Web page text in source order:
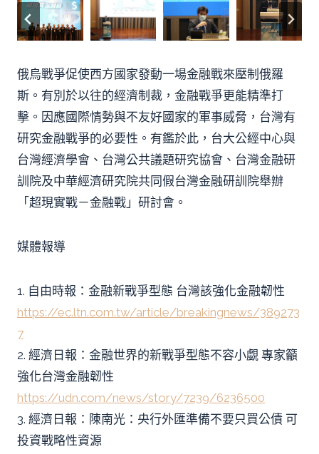
俄烏戰爭促使西方國家發動一場金融戰來壓制俄羅
斯。有別於以往的經濟制裁，金融戰爭更能精準打
擊。因應國際情勢與不友好國家的軍事威脅，台灣有
研究金融戰爭的必要性。有鑑於此，台大公經中心與
台灣經濟學會、台灣公共議題研究協會、台灣金融研
訓院及中華經濟研究院共同假台灣金融研訓院舉辦
「超現實戰－金融戰」研討會。
媒體報導
1. 自由時報：金融新戰爭型態 台灣該強化金融韌性
https://ec.ltn.com.tw/article/breakingnews/389273
7
2. 經濟日報：金融世界的新戰爭型態不容小覷 專家籲
強化台灣金融韌性
https://udn.com/news/story/7239/6236500
3. 經濟日報：陳南光：央行外匯準備不要只買公債 可
投資戰略性資源